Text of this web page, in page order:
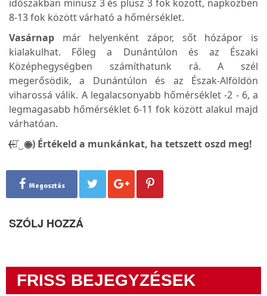
időszakban mínusz 3 és plusz 3 fok között, napközben
8-13 fok között várható a hőmérséklet.
Vasárnap már helyenként zápor, sőt hózápor is
kialakulhat. Főleg a Dunántúlon és az Északi
Középhegységben számíthatunk rá. A szél
megerősödik, a Dunántúlon és az Észak-Alföldön
viharossá válik. A legalacsonyabb hőmérséklet -2 - 6, a
legmagasabb hőmérséklet 6-11 fok között alakul majd
várhatóan.
(̶◉͛‿◉̶) Értékeld a munkánkat, ha tetszett oszd meg!
Megosztás
SZÓLJ HOZZÁ
FRISS BEJEGYZÉSEK